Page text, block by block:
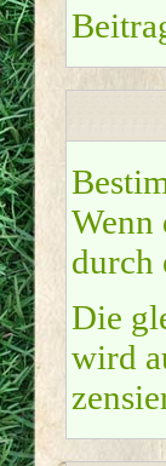
Wenn
durch
Die
wird